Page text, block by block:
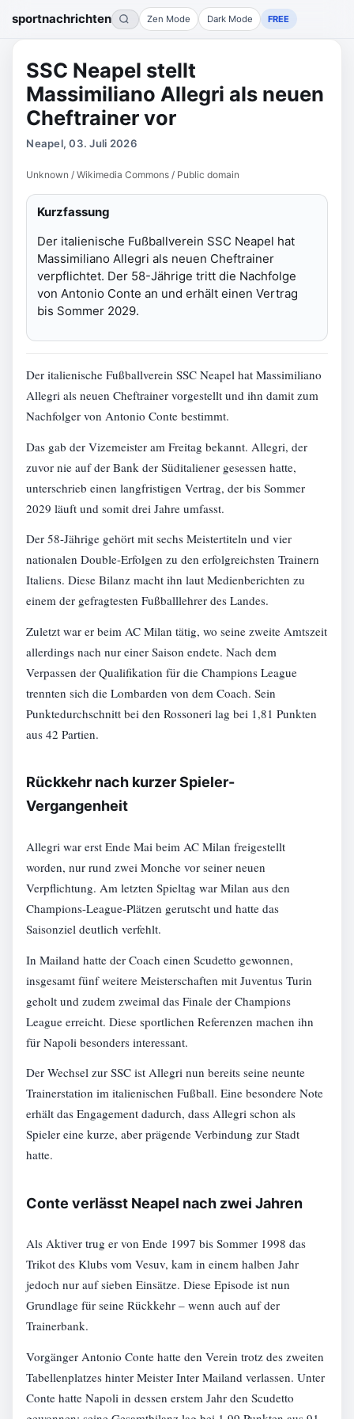
sportnachrichten Zen Mode Dark Mode FREE
SSC Neapel stellt
Massimiliano Allegri als neuen
Cheftrainer vor
Neapel, 03. Juli 2026
Unknown / Wikimedia Commons / Public domain
Kurzfassung
Der italienische Fußballverein SSC Neapel hat
Massimiliano Allegri als neuen Cheftrainer
verpflichtet. Der 58-Jährige tritt die Nachfolge
von Antonio Conte an und erhält einen Vertrag
bis Sommer 2029.
Der italienische Fußballverein SSC Neapel hat Massimiliano
Allegri als neuen Cheftrainer vorgestellt und ihn damit zum
Nachfolger von Antonio Conte bestimmt.
Das gab der Vizemeister am Freitag bekannt. Allegri, der
zuvor nie auf der Bank der Süditaliener gesessen hatte,
unterschrieb einen langfristigen Vertrag, der bis Sommer
2029 läuft und somit drei Jahre umfasst.
Der 58-Jährige gehört mit sechs Meistertiteln und vier
nationalen Double-Erfolgen zu den erfolgreichsten Trainern
Italiens. Diese Bilanz macht ihn laut Medienberichten zu
einem der gefragtesten Fußballlehrer des Landes.
Zuletzt war er beim AC Milan tätig, wo seine zweite Amtszeit
allerdings nach nur einer Saison endete. Nach dem
Verpassen der Qualifikation für die Champions League
trennten sich die Lombarden von dem Coach. Sein
Punktedurchschnitt bei den Rossoneri lag bei 1,81 Punkten
aus 42 Partien.
Rückkehr nach kurzer Spieler-
Vergangenheit
Allegri war erst Ende Mai beim AC Milan freigestellt
worden, nur rund zwei Monche vor seiner neuen
Verpflichtung. Am letzten Spieltag war Milan aus den
Champions-League-Plätzen gerutscht und hatte das
Saisonziel deutlich verfehlt.
In Mailand hatte der Coach einen Scudetto gewonnen,
insgesamt fünf weitere Meisterschaften mit Juventus Turin
geholt und zudem zweimal das Finale der Champions
League erreicht. Diese sportlichen Referenzen machen ihn
für Napoli besonders interessant.
Der Wechsel zur SSC ist Allegri nun bereits seine neunte
Trainerstation im italienischen Fußball. Eine besondere Note
erhält das Engagement dadurch, dass Allegri schon als
Spieler eine kurze, aber prägende Verbindung zur Stadt
hatte.
Conte verlässt Neapel nach zwei Jahren
Als Aktiver trug er von Ende 1997 bis Sommer 1998 das
Trikot des Klubs vom Vesuv, kam in einem halben Jahr
jedoch nur auf sieben Einsätze. Diese Episode ist nun
Grundlage für seine Rückkehr – wenn auch auf der
Trainerbank.
Vorgänger Antonio Conte hatte den Verein trotz des zweiten
Tabellenplatzes hinter Meister Inter Mailand verlassen. Unter
Conte hatte Napoli in dessen erstem Jahr den Scudetto